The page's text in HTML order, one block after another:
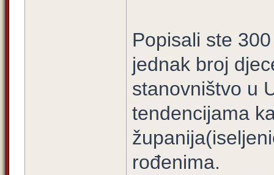
Popisali ste
jednak broj
stanovništvo u
tendencijama
rođenima.